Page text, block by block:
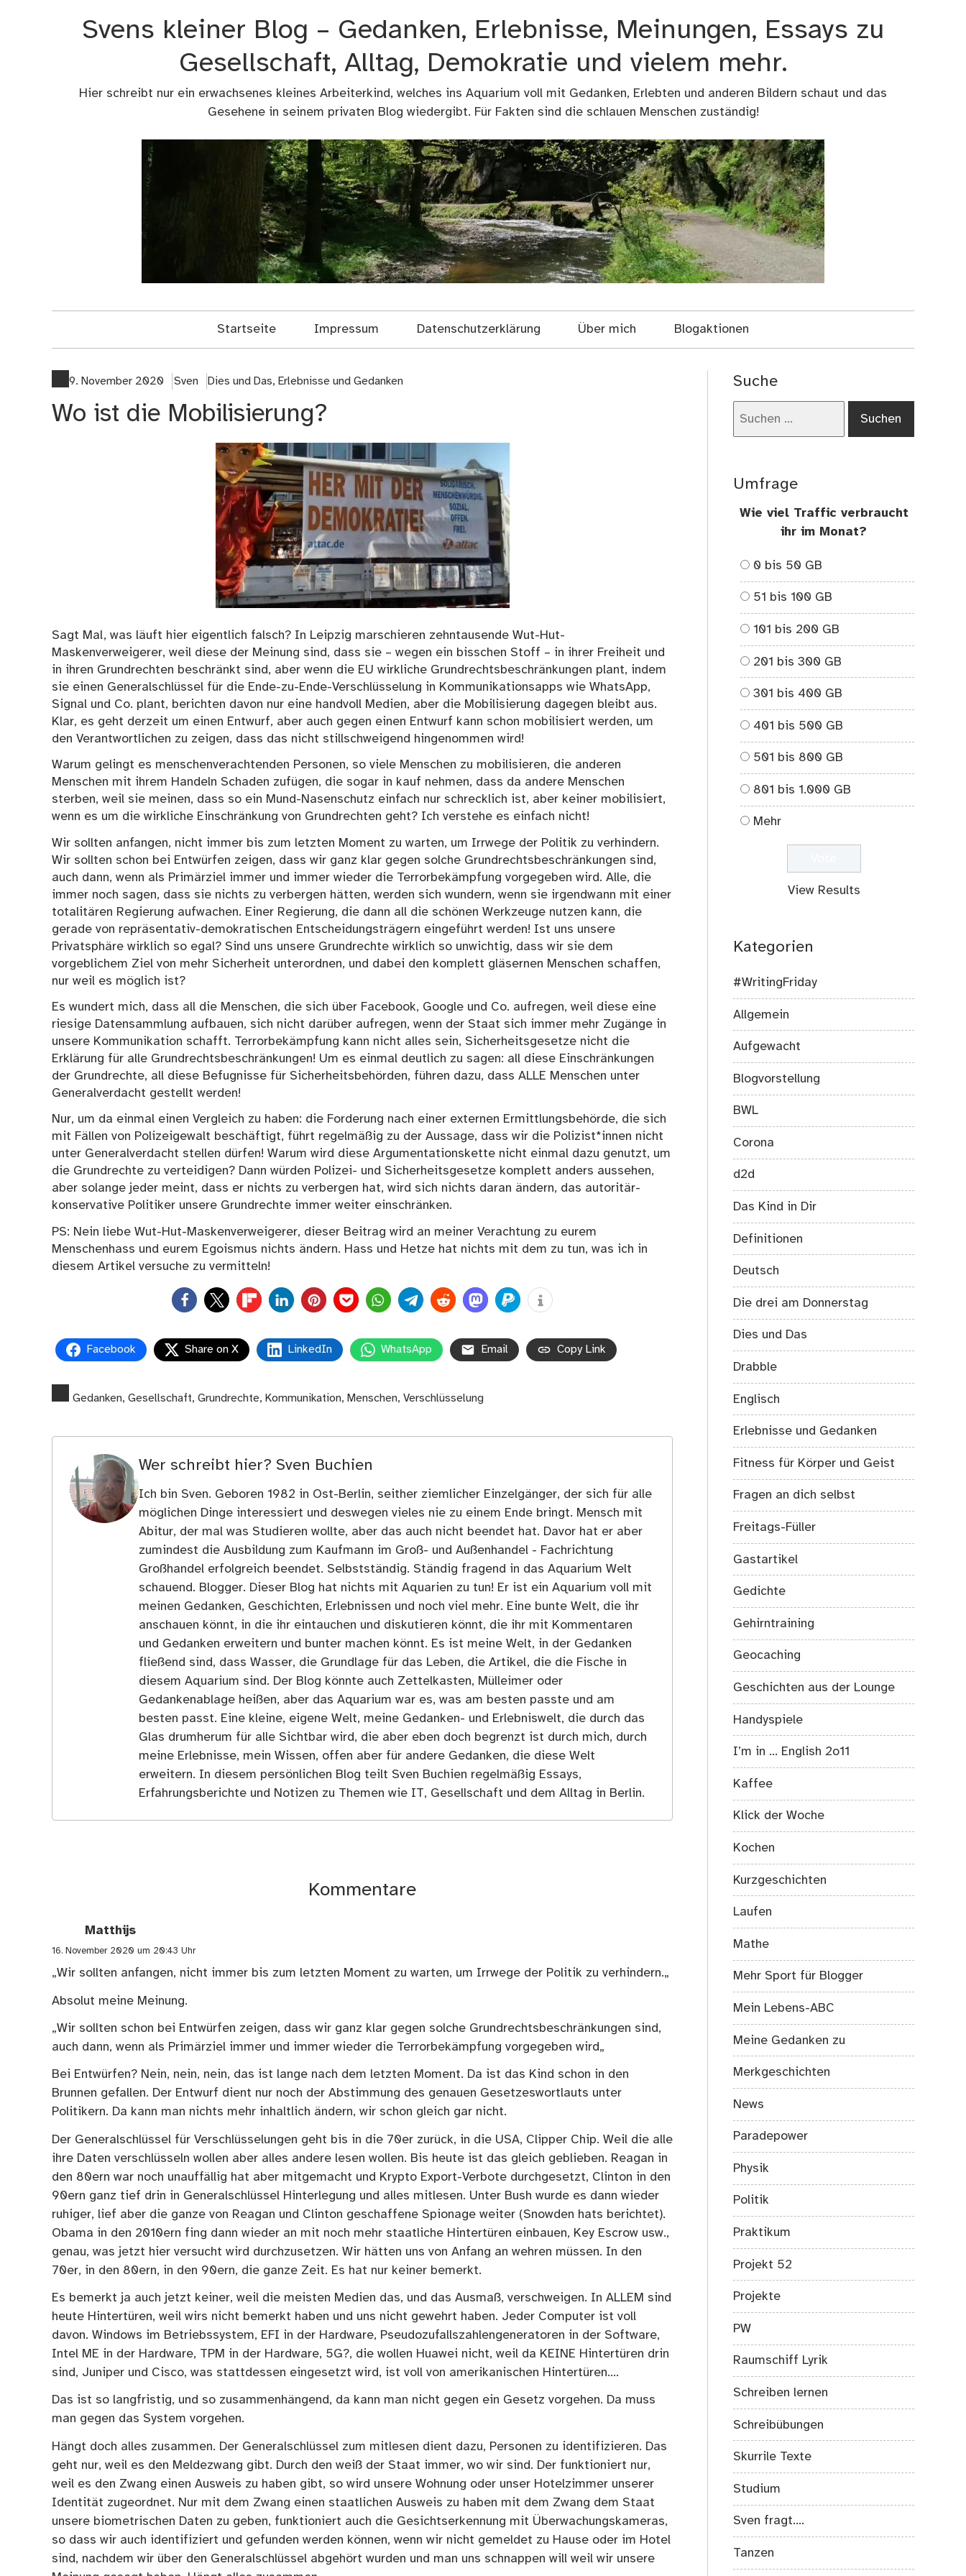
Svens kleiner Blog – Gedanken, Erlebnisse, Meinungen, Essays zu
Gesellschaft, Alltag, Demokratie und vielem mehr.
Hier schreibt nur ein erwachsenes kleines Arbeiterkind, welches ins Aquarium voll mit Gedanken, Erlebten und anderen Bildern schaut und das
Gesehene in seinem privaten Blog wiedergibt. Für Fakten sind die schlauen Menschen zuständig!
Startseite Impressum Datenschutzerklärung Über mich Blogaktionen
9. November 2020 Sven Dies und Das, Erlebnisse und Gedanken
Wo ist die Mobilisierung?
Sagt Mal, was läuft hier eigentlich falsch? In Leipzig marschieren zehntausende Wut-Hut-
Maskenverweigerer, weil diese der Meinung sind, dass sie – wegen ein bisschen Stoff – in ihrer Freiheit und
in ihren Grundrechten beschränkt sind, aber wenn die EU wirkliche Grundrechtsbeschränkungen plant, indem
sie einen Generalschlüssel für die Ende-zu-Ende-Verschlüsselung in Kommunikationsapps wie WhatsApp,
Signal und Co. plant, berichten davon nur eine handvoll Medien, aber die Mobilisierung dagegen bleibt aus.
Klar, es geht derzeit um einen Entwurf, aber auch gegen einen Entwurf kann schon mobilisiert werden, um
den Verantwortlichen zu zeigen, dass das nicht stillschweigend hingenommen wird!
Warum gelingt es menschenverachtenden Personen, so viele Menschen zu mobilisieren, die anderen
Menschen mit ihrem Handeln Schaden zufügen, die sogar in kauf nehmen, dass da andere Menschen
sterben, weil sie meinen, dass so ein Mund-Nasenschutz einfach nur schrecklich ist, aber keiner mobilisiert,
wenn es um die wirkliche Einschränkung von Grundrechten geht? Ich verstehe es einfach nicht!
Wir sollten anfangen, nicht immer bis zum letzten Moment zu warten, um Irrwege der Politik zu verhindern.
Wir sollten schon bei Entwürfen zeigen, dass wir ganz klar gegen solche Grundrechtsbeschränkungen sind,
auch dann, wenn als Primärziel immer und immer wieder die Terrorbekämpfung vorgegeben wird. Alle, die
immer noch sagen, dass sie nichts zu verbergen hätten, werden sich wundern, wenn sie irgendwann mit einer
totalitären Regierung aufwachen. Einer Regierung, die dann all die schönen Werkzeuge nutzen kann, die
gerade von repräsentativ-demokratischen Entscheidungsträgern eingeführt werden! Ist uns unsere
Privatsphäre wirklich so egal? Sind uns unsere Grundrechte wirklich so unwichtig, dass wir sie dem
vorgeblichem Ziel von mehr Sicherheit unterordnen, und dabei den komplett gläsernen Menschen schaffen,
nur weil es möglich ist?
Es wundert mich, dass all die Menschen, die sich über Facebook, Google und Co. aufregen, weil diese eine
riesige Datensammlung aufbauen, sich nicht darüber aufregen, wenn der Staat sich immer mehr Zugänge in
unsere Kommunikation schafft. Terrorbekämpfung kann nicht alles sein, Sicherheitsgesetze nicht die
Erklärung für alle Grundrechtsbeschränkungen! Um es einmal deutlich zu sagen: all diese Einschränkungen
der Grundrechte, all diese Befugnisse für Sicherheitsbehörden, führen dazu, dass ALLE Menschen unter
Generalverdacht gestellt werden!
Nur, um da einmal einen Vergleich zu haben: die Forderung nach einer externen Ermittlungsbehörde, die sich
mit Fällen von Polizeigewalt beschäftigt, führt regelmäßig zu der Aussage, dass wir die Polizist*innen nicht
unter Generalverdacht stellen dürfen! Warum wird diese Argumentationskette nicht einmal dazu genutzt, um
die Grundrechte zu verteidigen? Dann würden Polizei- und Sicherheitsgesetze komplett anders aussehen,
aber solange jeder meint, dass er nichts zu verbergen hat, wird sich nichts daran ändern, das autoritär-
konservative Politiker unsere Grundrechte immer weiter einschränken.
PS: Nein liebe Wut-Hut-Maskenverweigerer, dieser Beitrag wird an meiner Verachtung zu eurem
Menschenhass und eurem Egoismus nichts ändern. Hass und Hetze hat nichts mit dem zu tun, was ich in
diesem Artikel versuche zu vermitteln!
0
Facebook Share on X LinkedIn WhatsApp Email Copy Link
Gedanken, Gesellschaft, Grundrechte, Kommunikation, Menschen, Verschlüsselung
Wer schreibt hier? Sven Buchien
Ich bin Sven. Geboren 1982 in Ost-Berlin, seither ziemlicher Einzelgänger, der sich für alle
möglichen Dinge interessiert und deswegen vieles nie zu einem Ende bringt. Mensch mit
Abitur, der mal was Studieren wollte, aber das auch nicht beendet hat. Davor hat er aber
zumindest die Ausbildung zum Kaufmann im Groß- und Außenhandel - Fachrichtung
Großhandel erfolgreich beendet. Selbstständig. Ständig fragend in das Aquarium Welt
schauend. Blogger. Dieser Blog hat nichts mit Aquarien zu tun! Er ist ein Aquarium voll mit
meinen Gedanken, Geschichten, Erlebnissen und noch viel mehr. Eine bunte Welt, die ihr
anschauen könnt, in die ihr eintauchen und diskutieren könnt, die ihr mit Kommentaren
und Gedanken erweitern und bunter machen könnt. Es ist meine Welt, in der Gedanken
fließend sind, dass Wasser, die Grundlage für das Leben, die Artikel, die die Fische in
diesem Aquarium sind. Der Blog könnte auch Zettelkasten, Mülleimer oder
Gedankenablage heißen, aber das Aquarium war es, was am besten passte und am
besten passt. Eine kleine, eigene Welt, meine Gedanken- und Erlebniswelt, die durch das
Glas drumherum für alle Sichtbar wird, die aber eben doch begrenzt ist durch mich, durch
meine Erlebnisse, mein Wissen, offen aber für andere Gedanken, die diese Welt
erweitern. In diesem persönlichen Blog teilt Sven Buchien regelmäßig Essays,
Erfahrungsberichte und Notizen zu Themen wie IT, Gesellschaft und dem Alltag in Berlin.
Kommentare
Matthijs
16. November 2020 um 20:43 Uhr
„Wir sollten anfangen, nicht immer bis zum letzten Moment zu warten, um Irrwege der Politik zu verhindern.„
Absolut meine Meinung.
„Wir sollten schon bei Entwürfen zeigen, dass wir ganz klar gegen solche Grundrechtsbeschränkungen sind,
auch dann, wenn als Primärziel immer und immer wieder die Terrorbekämpfung vorgegeben wird„
Bei Entwürfen? Nein, nein, nein, das ist lange nach dem letzten Moment. Da ist das Kind schon in den
Brunnen gefallen. Der Entwurf dient nur noch der Abstimmung des genauen Gesetzeswortlauts unter
Politikern. Da kann man nichts mehr inhaltlich ändern, wir schon gleich gar nicht.
Der Generalschlüssel für Verschlüsselungen geht bis in die 70er zurück, in die USA, Clipper Chip. Weil die alle
ihre Daten verschlüsseln wollen aber alles andere lesen wollen. Bis heute ist das gleich geblieben. Reagan in
den 80ern war noch unauffällig hat aber mitgemacht und Krypto Export-Verbote durchgesetzt, Clinton in den
90ern ganz tief drin in Generalschlüssel Hinterlegung und alles mitlesen. Unter Bush wurde es dann wieder
ruhiger, lief aber die ganze von Reagan und Clinton geschaffene Spionage weiter (Snowden hats berichtet).
Obama in den 2010ern fing dann wieder an mit noch mehr staatliche Hintertüren einbauen, Key Escrow usw.,
genau, was jetzt hier versucht wird durchzusetzen. Wir hätten uns von Anfang an wehren müssen. In den
70er, in den 80ern, in den 90ern, die ganze Zeit. Es hat nur keiner bemerkt.
Es bemerkt ja auch jetzt keiner, weil die meisten Medien das, und das Ausmaß, verschweigen. In ALLEM sind
heute Hintertüren, weil wirs nicht bemerkt haben und uns nicht gewehrt haben. Jeder Computer ist voll
davon. Windows im Betriebssystem, EFI in der Hardware, Pseudozufallszahlengeneratoren in der Software,
Intel ME in der Hardware, TPM in der Hardware, 5G?, die wollen Huawei nicht, weil da KEINE Hintertüren drin
sind, Juniper und Cisco, was stattdessen eingesetzt wird, ist voll von amerikanischen Hintertüren….
Das ist so langfristig, und so zusammenhängend, da kann man nicht gegen ein Gesetz vorgehen. Da muss
man gegen das System vorgehen.
Hängt doch alles zusammen. Der Generalschlüssel zum mitlesen dient dazu, Personen zu identifizieren. Das
geht nur, weil es den Meldezwang gibt. Durch den weiß der Staat immer, wo wir sind. Der funktioniert nur,
weil es den Zwang einen Ausweis zu haben gibt, so wird unsere Wohnung oder unser Hotelzimmer unserer
Identität zugeordnet. Nur mit dem Zwang einen staatlichen Ausweis zu haben mit dem Zwang dem Staat
unsere biometrischen Daten zu geben, funktioniert auch die Gesichtserkennung mit Überwachungskameras,
so dass wir auch identifiziert und gefunden werden können, wenn wir nicht gemeldet zu Hause oder im Hotel
sind, nachdem wir über den Generalschlüssel abgehört wurden und man uns schnappen will weil wir unsere
Suche
Umfrage
Wie viel Traffic verbraucht
ihr im Monat?
0 bis 50 GB
51 bis 100 GB
101 bis 200 GB
201 bis 300 GB
301 bis 400 GB
401 bis 500 GB
501 bis 800 GB
801 bis 1.000 GB
Mehr
View Results
Kategorien
#WritingFriday
Allgemein
Aufgewacht
Blogvorstellung
BWL
Corona
d2d
Das Kind in Dir
Definitionen
Deutsch
Die drei am Donnerstag
Dies und Das
Drabble
Englisch
Erlebnisse und Gedanken
Fitness für Körper und Geist
Fragen an dich selbst
Freitags-Füller
Gastartikel
Gedichte
Gehirntraining
Geocaching
Geschichten aus der Lounge
Handyspiele
I’m in … English 2o11
Kaffee
Klick der Woche
Kochen
Kurzgeschichten
Laufen
Mathe
Mehr Sport für Blogger
Mein Lebens-ABC
Meine Gedanken zu
Merkgeschichten
News
Paradepower
Physik
Politik
Praktikum
Projekt 52
Projekte
PW
Raumschiff Lyrik
Schreiben lernen
Schreibübungen
Skurrile Texte
Studium
Sven fragt….
Tanzen